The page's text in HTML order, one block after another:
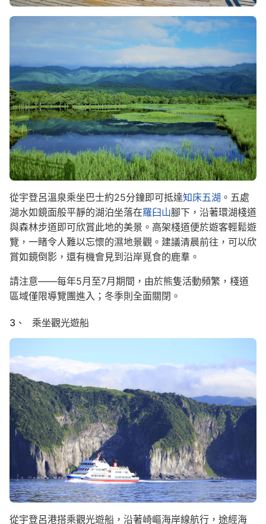
Image
從宇登呂溫泉乘坐巴士約25分鐘即可抵達知床五湖 。五處
湖水如鏡面般平靜的湖泊坐落在羅臼山腳下，沿著環湖棧道
與森林步道即可欣賞此地的美景。高架棧道便於遊客輕鬆遊
覽，一睹令人難以忘懷的濕地景觀。建議清晨前往，可以欣
賞如鏡倒影，還有機會見到沿岸覓食的鹿羣。
請注意——每年5月至7月期間，由於熊隻活動頻繁，棧道
區域僅限導覽團進入；冬季則全面關閉。
3、 乘坐觀光遊船
Image
從宇登呂港搭乘觀光遊船，沿著崎嶇海岸線航行，途經海